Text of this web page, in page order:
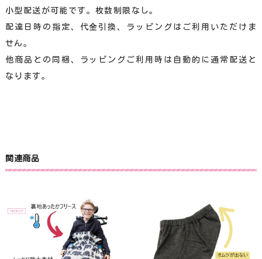
小型配送が可能です。枚数制限なし。
配達日時の指定、代金引換、ラッピングはご利用いただけま
せん。
他商品との同梱、ラッピングご利用時は自動的に通常配送と
なります。
関連商品